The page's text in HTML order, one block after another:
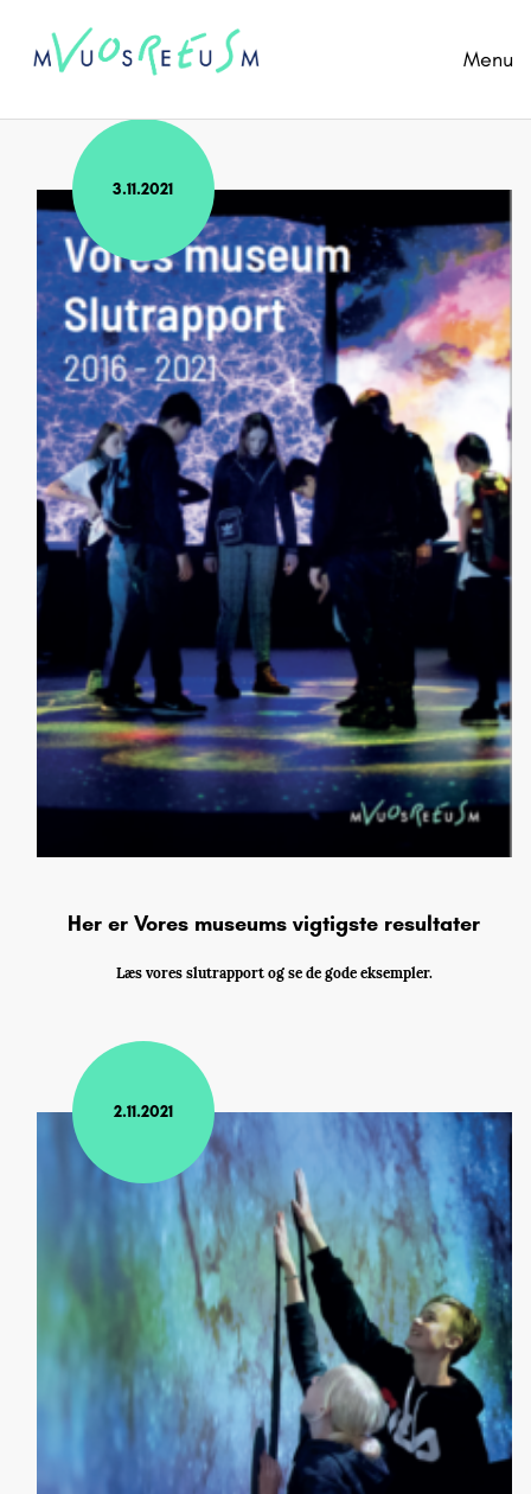
Menu
3.11.2021
Her er Vores museums vigtigste resultater
Læs vores slutrapport og se de gode eksempler.
2.11.2021